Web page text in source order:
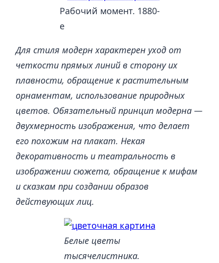
Рабочий момент. 1880-
е
Для стиля модерн характерен уход от
четкости прямых линий в сторону их
плавности, обращение к растительным
орнаментам, использование природных
цветов. Обязательный принцип модерна —
двухмерность изображения, что делает
его похожим на плакат. Некая
декоративность и театральность в
изображении сюжета, обращение к мифам
и сказкам при создании образов
действующих лиц.
Белые цветы
тысячелистника.